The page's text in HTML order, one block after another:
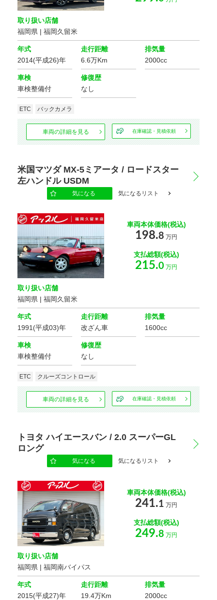
取り扱い店舗
福岡県 | 福岡久留米
年式
2014(平成26)年
走行距離
6.6万Km
排気量
2000cc
車検
車検整備付
修復歴
なし
ETC バックカメラ
車両の詳細を見る 在庫確認・見積依頼
米国マツダ MX-5ミアータ / ロードスター
左ハンドル USDM
気になる 気になるリスト
車両本体価格(税込)
198.8 万円
支払総額(税込)
215.0 万円
取り扱い店舗
福岡県 | 福岡久留米
年式
1991(平成03)年
走行距離
改ざん車
排気量
1600cc
車検
車検整備付
修復歴
なし
ETC クルーズコントロール
車両の詳細を見る 在庫確認・見積依頼
トヨタ ハイエースバン / 2.0 スーパーGL
ロング
気になる 気になるリスト
車両本体価格(税込)
241.1 万円
支払総額(税込)
249.8 万円
取り扱い店舗
福岡県 | 福岡南バイパス
年式
2015(平成27)年
走行距離
19.4万Km
排気量
2000cc